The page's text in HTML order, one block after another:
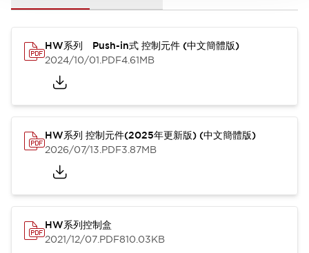
HW系列 Push-in式 控制元件 (中文簡體版)
2024/10/01.PDF4.61MB
HW系列 控制元件(2025年更新版) (中文簡體版)
2026/07/13.PDF3.87MB
HW系列控制盒
2021/12/07.PDF810.03KB